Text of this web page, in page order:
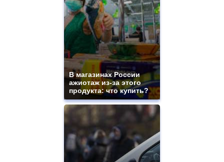
В магазинах России
ажиотаж из-за этого
продукта: что купить?